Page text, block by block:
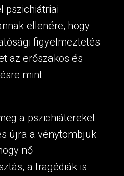
pszichiátriai
ellenére, hogy
figyelmeztetés
az erőszakos és
mint
a pszichiátereket
újra a vénytömbjük
nő
a tragédiák is